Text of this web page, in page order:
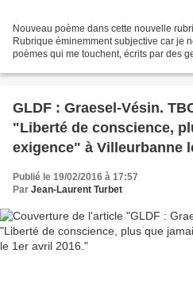
Nouveau poème dans cette nouvelle
Rubrique éminemment subjective car je
poèmes qui me touchent, écrits par des
GLDF : Graesel-Vésin.
"Liberté de conscience,
exigence" à Villeurbanne
Publié le 19/02/2016 à 17:57
Par Jean-Laurent Turbet